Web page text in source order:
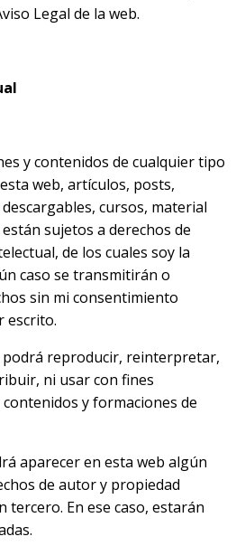
Legal de la web.
y contenidos de cualquier tipo
web, artículos, posts,
cursos, material
sujetos a derechos de
de los cuales soy la
caso se transmitirán o
sin mi consentimiento
escrito.
podrá reproducir, reinterpretar,
ni usar con fines
y formaciones de
aparecer en esta web algún
de autor y propiedad
tercero. En ese caso, estarán